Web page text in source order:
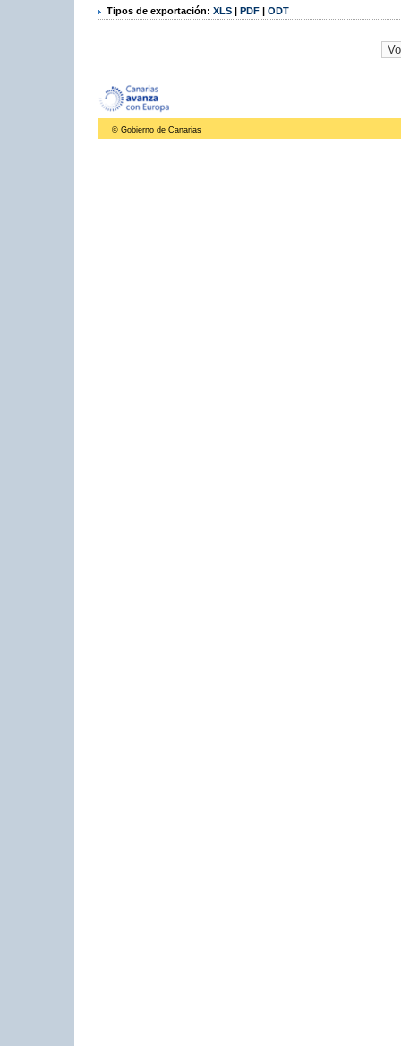
Tipos de exportación: XLS | PDF | ODT
© Gobierno de Canarias